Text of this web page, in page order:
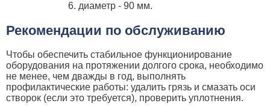
диаметр - 90 мм.
Рекомендации по обслуживанию
Чтобы обеспечить стабильное функционирование
оборудования на протяжении долгого срока, необходимо
не менее, чем дважды в год, выполнять
профилактические работы: удалить грязь и смазать оси
створок (если это требуется), проверить уплотнения.